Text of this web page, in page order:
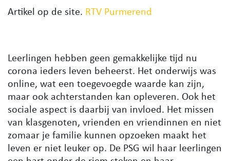
Artikel op de site. RTV Purmerend
Leerlingen hebben geen gemakkelijke tijd nu
corona ieders leven beheerst. Het onderwijs was
online, wat een toegevoegde waarde kan zijn,
maar ook achterstanden kan opleveren. Ook het
sociale aspect is daarbij van invloed. Het missen
van klasgenoten, vrienden en vriendinnen en niet
zomaar je familie kunnen opzoeken maakt het
leven er niet leuker op. De PSG wil haar leerlingen